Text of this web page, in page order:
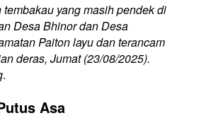
yang masih pendek di
Desa Bhinor dan Desa
Paiton layu dan terancam
deras, Jumat (23/08/2025).
.
Asa